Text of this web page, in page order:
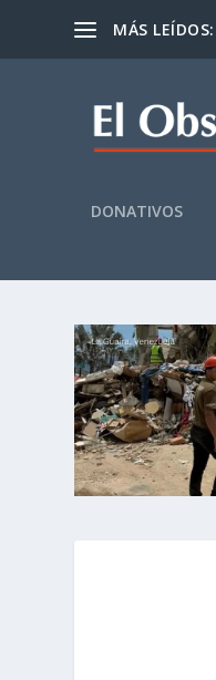
MÁS LEÍDOS:
DONATIVOS